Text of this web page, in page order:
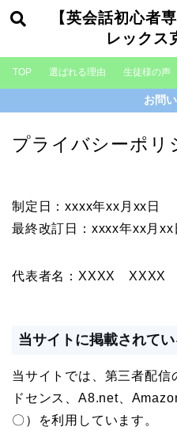
【英会話初心者
レックス
TOP 選ばれる理由 生徒様の声
お問
プライバシーポリ
制定日：xxxx年xx月xx日
最終改訂日：xxxx年xx月xx
代表者名：XXXX XXXX
当サイトに掲載されて
当サイトでは、第三者配
ドセンス、A8.net、
〇）を利用しています。